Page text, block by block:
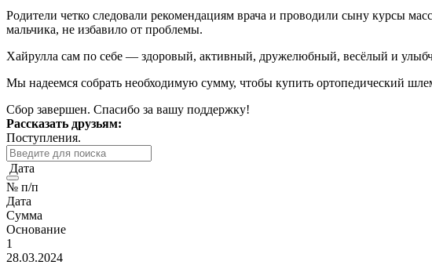
Родители четко следовали рекомендациям врача и проводили сыну курсы
мальчика, не избавило от проблемы.
Хайрулла сам по себе — здоровый, активный, дружелюбный, весёлый и
Мы надеемся собрать необходимую сумму, чтобы купить ортопедический
Сбор завершен. Спасибо за вашу поддержку!
Рассказать друзьям:
Поступления.
Дата
№ п/п
Дата
Сумма
Основание
1
28.03.2024